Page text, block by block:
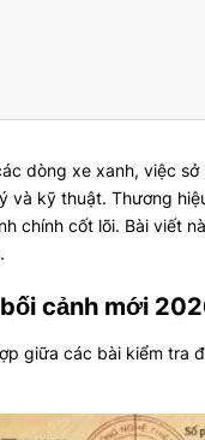
dòng xe xanh, việc
và kỹ thuật. Thương
chính cốt lõi. Bài viết
cảnh mới
giữa các bài kiểm